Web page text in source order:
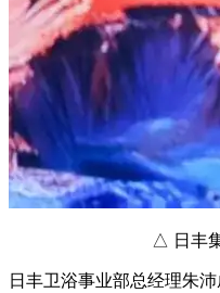
△ 日丰
日丰卫浴事业部总经理朱